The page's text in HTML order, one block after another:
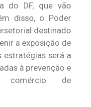
do DF, que vão
disso, o Poder
destinado
a exposição de
estratégias será a
à prevenção e
comércio de